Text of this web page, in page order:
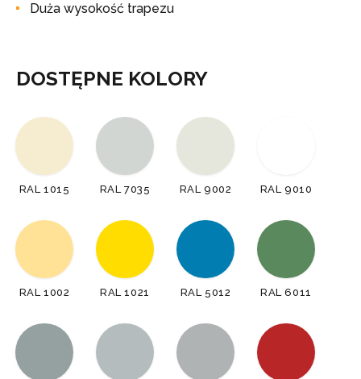
Duża wysokość trapezu
DOSTĘPNE KOLORY
RAL 1015 RAL 7035 RAL 9002 RAL 9010
RAL 1002 RAL 1021 RAL 5012 RAL 6011